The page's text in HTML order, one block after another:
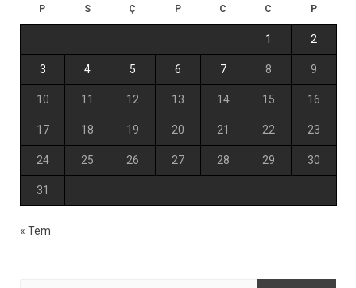
P S Ç P C C P
1 2
3 4 5 6 7 8 9
10 11 12 13 14 15 16
17 18 19 20 21 22 23
24 25 26 27 28 29 30
31
« Tem